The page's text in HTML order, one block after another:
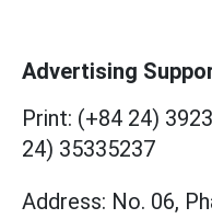
Advertising
Print: (+84 24)
24) 35335237
Address: No. 06,